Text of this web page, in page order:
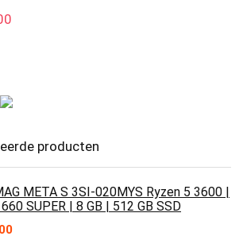
producten
META S 3SI-020MYS Ryzen 5 3600 |
SUPER | 8 GB | 512 GB SSD